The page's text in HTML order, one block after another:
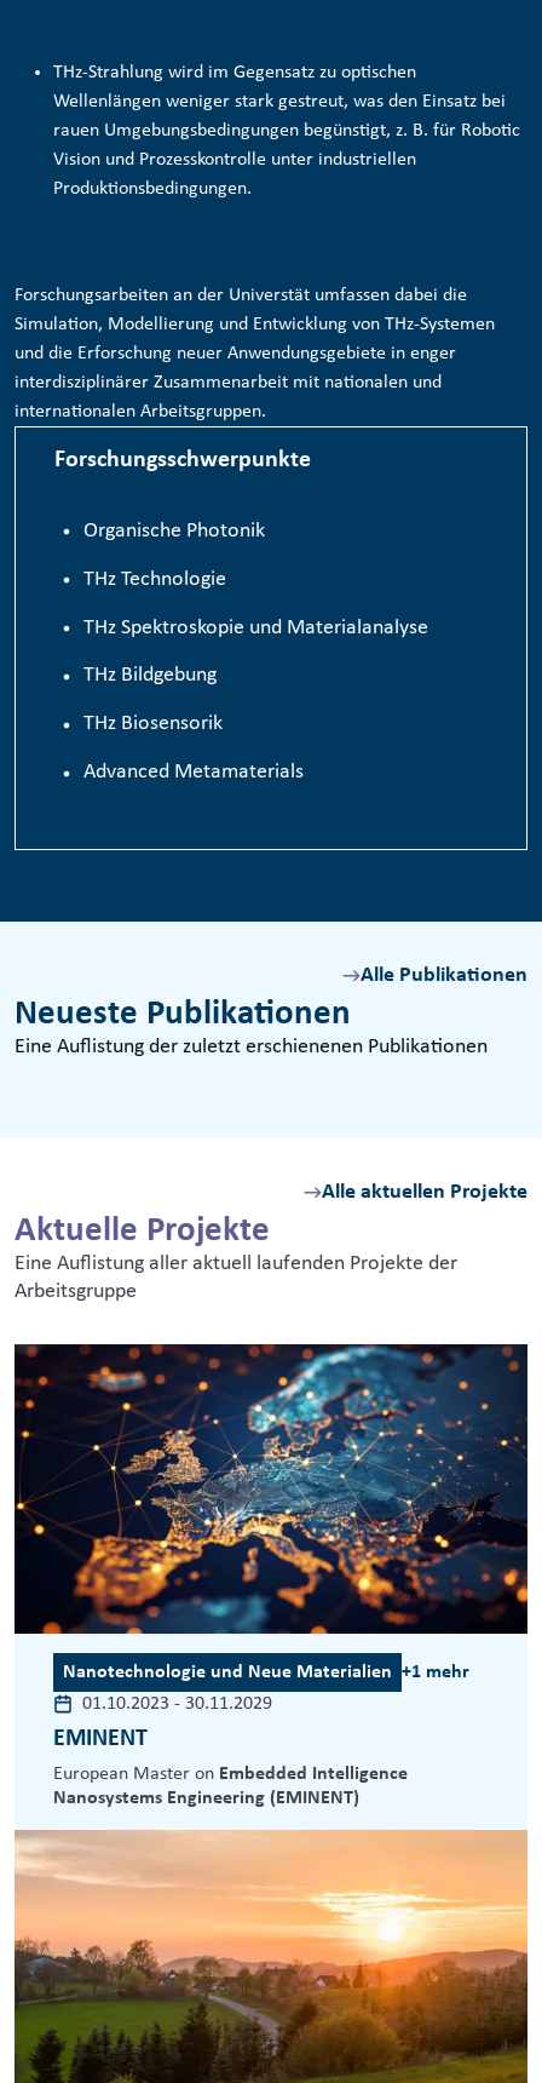
THz-Strahlung wird im Gegensatz zu optischen
Wellenlängen weniger stark gestreut, was den Einsatz bei
rauen Umgebungsbedingungen begünstigt, z. B. für Robotic
Vision und Prozesskontrolle unter industriellen
Produktionsbedingungen.
Forschungsarbeiten an der Universtät umfassen dabei die
Simulation, Modellierung und Entwicklung von THz-Systemen
und die Erforschung neuer Anwendungsgebiete in enger
interdisziplinärer Zusammenarbeit mit nationalen und
internationalen Arbeitsgruppen.
Forschungsschwerpunkte
Organische Photonik
THz Technologie
THz Spektroskopie und Materialanalyse
THz Bildgebung
THz Biosensorik
Advanced Metamaterials
Neueste Publikationen
Eine Auflistung der zuletzt erschienenen Publikationen
Alle Publikationen
Aktuelle Projekte
Eine Auflistung aller aktuell laufenden Projekte der
Arbeitsgruppe
Alle aktuellen Projekte
Nanotechnologie und Neue Materialien +1 mehr
01.10.2023 - 30.11.2029
EMINENT
European Master on Embedded Intelligence
Nanosystems Engineering (EMINENT)